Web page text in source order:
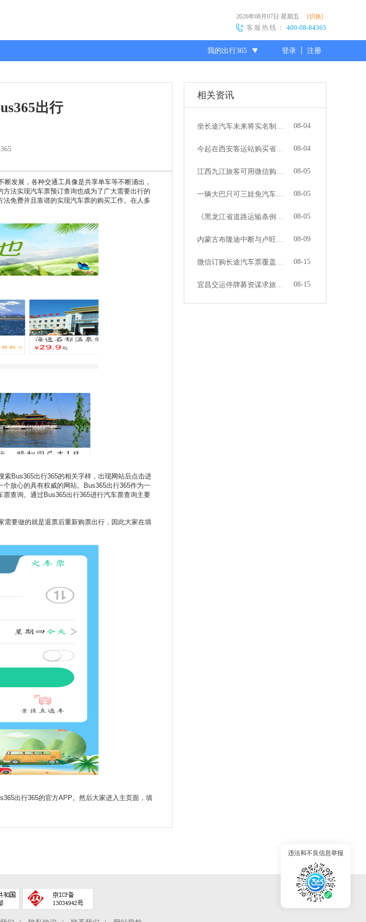
2026年08月07日 星期五 [切换]
客服热线： 400-08-84365
我的出行365 登录 注册
出行
发展，各种交通工具像是共享单车等不断涌出，
法实现汽车票预订查询也成为了广大需要出行的
免费并且靠谱的实现汽车票的购买工作。在人多
Bus365出行365的相关字样，出现网站后点击进
放心的具有权威的网站。Bus365出行365作为一
查询。通过Bus365出行365进行汽车票查询主要
要做的就是退票后重新购票出行，因此大家在填
出行365的官方APP。然后大家进入主页面，填
相关资讯
坐长途汽车未来将实名制购票 08-04
今起在西安客运站购买省际汽车票 需要出示身份证 08-04
江西九江旅客可用微信购买汽车票 乘车更方式便捷 08-05
一辆大巴只可三娃免汽车票，市民质疑规定是否合理 08-05
《黑龙江省道路运输条例》10月1日起施行 08-05
内蒙古布隆迪中断与卢旺达的公共交通 08-09
微信订购长途汽车票覆盖全国274个城市 08-15
宜昌交运停牌募资谋求旅游转型 08-15
违法和不良信息举报